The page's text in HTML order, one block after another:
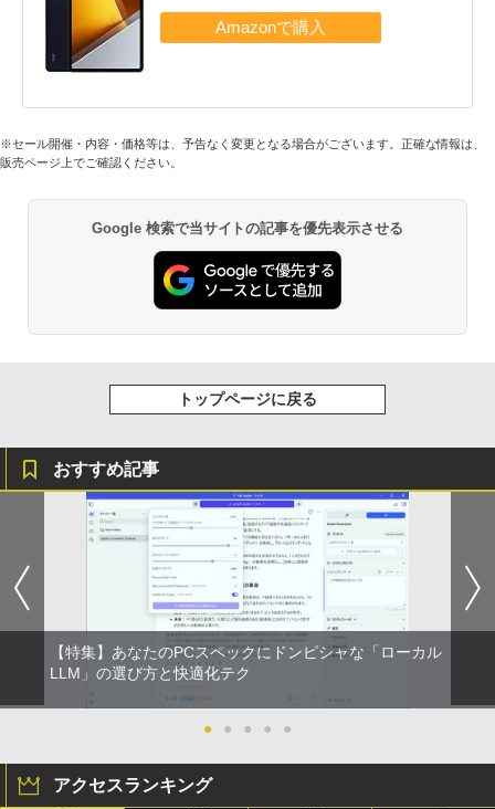
※セール開催・内容・価格等は、予告なく変更となる場合がございます。正確な情報は、
販売ページ上でご確認ください。
Google 検索で当サイトの記事を優先表示させる
トップページに戻る
おすすめ記事
【特集】あなたのPCスペックにドンピシャな「ローカル
LLM」の選び方と快適化テク
● ● ● ● ●
アクセスランキング